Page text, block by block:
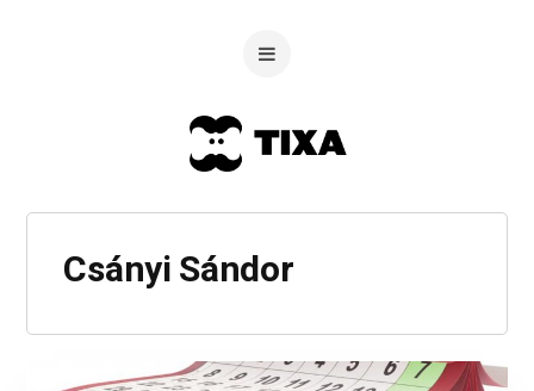
Csányi Sándor